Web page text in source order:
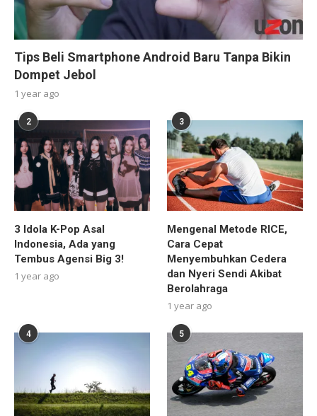
Tips Beli Smartphone Android Baru Tanpa Bikin
Dompet Jebol
1 year ago
2
3 Idola K-Pop Asal
Indonesia, Ada yang
Tembus Agensi Big 3!
1 year ago
3
Mengenal Metode RICE,
Cara Cepat
Menyembuhkan Cedera
dan Nyeri Sendi Akibat
Berolahraga
1 year ago
4 5